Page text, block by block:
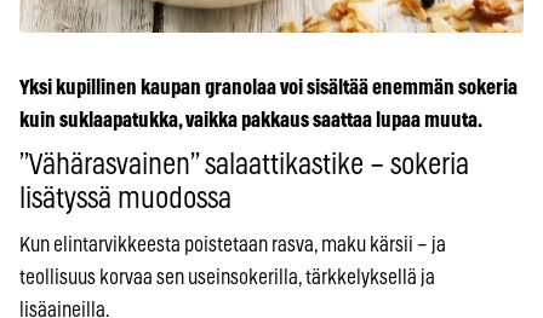
Yksi kupillinen kaupan granolaa voi sisältää enemmän sokeria
kuin suklaapatukka, vaikka pakkaus saattaa lupaa muuta.
”Vähärasvainen” salaattikastike – sokeria
lisätyssä muodossa
Kun elintarvikkeesta poistetaan rasva, maku kärsii – ja
teollisuus korvaa sen useinsokerilla, tärkkelyksellä ja
lisäaineilla.